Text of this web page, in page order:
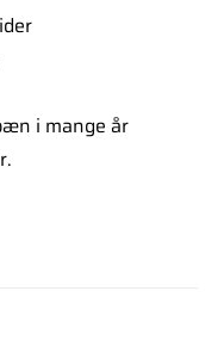
i mange år